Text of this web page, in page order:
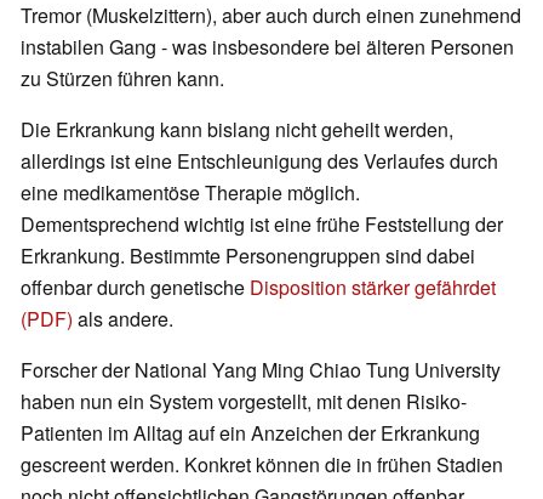
Tremor (Muskelzittern), aber auch durch einen zunehmend
instabilen Gang - was insbesondere bei älteren Personen
zu Stürzen führen kann.
Die Erkrankung kann bislang nicht geheilt werden,
allerdings ist eine Entschleunigung des Verlaufes durch
eine medikamentöse Therapie möglich.
Dementsprechend wichtig ist eine frühe Feststellung der
Erkrankung. Bestimmte Personengruppen sind dabei
offenbar durch genetische Disposition stärker gefährdet
(PDF) als andere.
Forscher der National Yang Ming Chiao Tung University
haben nun ein System vorgestellt, mit denen Risiko-
Patienten im Alltag auf ein Anzeichen der Erkrankung
gescreent werden. Konkret können die in frühen Stadien